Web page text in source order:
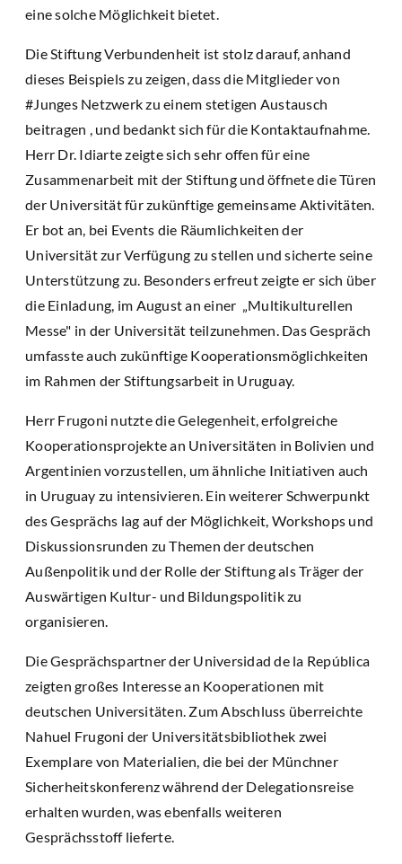
eine solche Möglichkeit bietet.
Die Stiftung Verbundenheit ist stolz darauf, anhand
dieses Beispiels zu zeigen, dass die Mitglieder von
#Junges Netzwerk zu einem stetigen Austausch
beitragen , und bedankt sich für die Kontaktaufnahme.
Herr Dr. Idiarte zeigte sich sehr offen für eine
Zusammenarbeit mit der Stiftung und öffnete die Türen
der Universität für zukünftige gemeinsame Aktivitäten.
Er bot an, bei Events die Räumlichkeiten der
Universität zur Verfügung zu stellen und sicherte seine
Unterstützung zu. Besonders erfreut zeigte er sich über
die Einladung, im August an einer „Multikulturellen
Messe" in der Universität teilzunehmen. Das Gespräch
umfasste auch zukünftige Kooperationsmöglichkeiten
im Rahmen der Stiftungsarbeit in Uruguay.
Herr Frugoni nutzte die Gelegenheit, erfolgreiche
Kooperationsprojekte an Universitäten in Bolivien und
Argentinien vorzustellen, um ähnliche Initiativen auch
in Uruguay zu intensivieren. Ein weiterer Schwerpunkt
des Gesprächs lag auf der Möglichkeit, Workshops und
Diskussionsrunden zu Themen der deutschen
Außenpolitik und der Rolle der Stiftung als Träger der
Auswärtigen Kultur- und Bildungspolitik zu
organisieren.
Die Gesprächspartner der Universidad de la República
zeigten großes Interesse an Kooperationen mit
deutschen Universitäten. Zum Abschluss überreichte
Nahuel Frugoni der Universitätsbibliothek zwei
Exemplare von Materialien, die bei der Münchner
Sicherheitskonferenz während der Delegationsreise
erhalten wurden, was ebenfalls weiteren
Gesprächsstoff lieferte.